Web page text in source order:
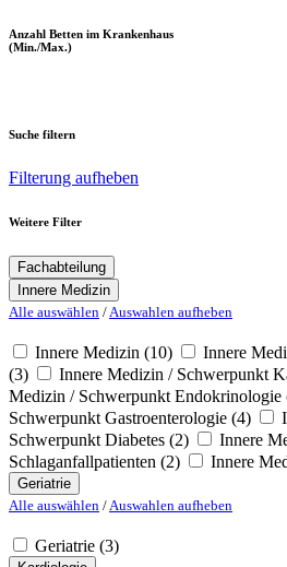
Anzahl Betten im Krankenhaus
(Min./Max.)
Suche filtern
Filterung aufheben
Weitere Filter
Fachabteilung
Innere Medizin
Alle auswählen / Auswahlen aufheben
Innere Medizin (10)
Innere
(3)
Innere Medizin / Schwerpunkt
Medizin / Schwerpunkt Endokrinologie
Schwerpunkt Gastroenterologie (4)
Schwerpunkt Diabetes (2)
Innere
Schlaganfallpatienten (2) Innere
Geriatrie
Alle auswählen / Auswahlen aufheben
Geriatrie (3)